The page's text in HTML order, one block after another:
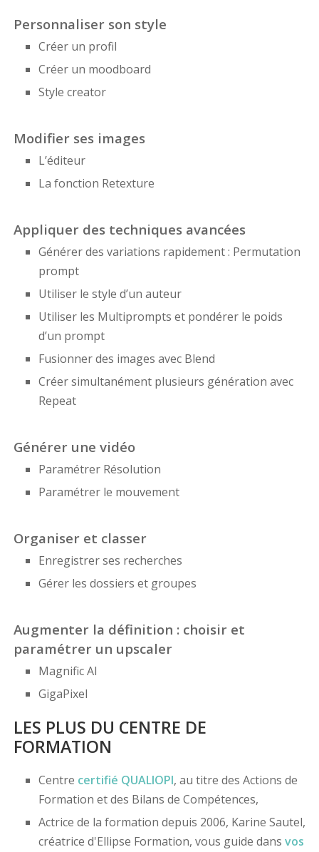
Personnaliser son style
Créer un profil
Créer un moodboard
Style creator
Modifier ses images
L’éditeur
La fonction Retexture
Appliquer des techniques avancées
Générer des variations rapidement : Permutation
prompt
Utiliser le style d’un auteur
Utiliser les Multiprompts et pondérer le poids
d’un prompt
Fusionner des images avec Blend
Créer simultanément plusieurs génération avec
Repeat
Générer une vidéo
Paramétrer Résolution
Paramétrer le mouvement
Organiser et classer
Enregistrer ses recherches
Gérer les dossiers et groupes
Augmenter la définition : choisir et
paramétrer un upscaler
Magnific AI
GigaPixel
LES PLUS DU CENTRE DE
FORMATION
Centre certifié QUALIOPI, au titre des Actions de
Formation et des Bilans de Compétences,
Actrice de la formation depuis 2006, Karine Sautel,
créatrice d'Ellipse Formation, vous guide dans vos